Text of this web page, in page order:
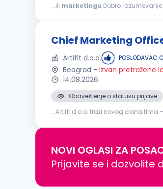
...ili marketingu Dobro
Chief Marketing
Artifit d.o.o. POSLODAVAC
Beograd - Izvan pretražene
14.08.2026
Obaveštenje o statusu prijave
...Artifit d.o.o. traži novog člana tima
NOVI OGLASI ZA
Prijavite se i dozvolite